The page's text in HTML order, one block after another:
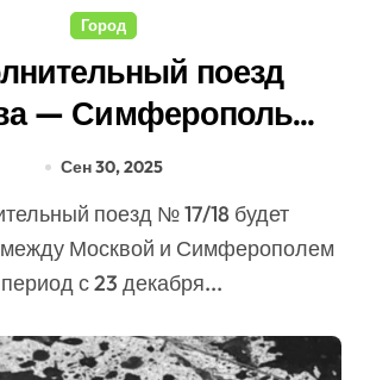
Город
поезд
— Симферополь
с 23 декабря
Сен 30, 2025
между Москвой и Симферополем
с 23 декабря...